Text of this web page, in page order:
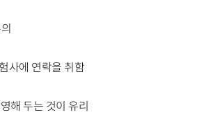
사에 연락을 취함
해 두는 것이 유리